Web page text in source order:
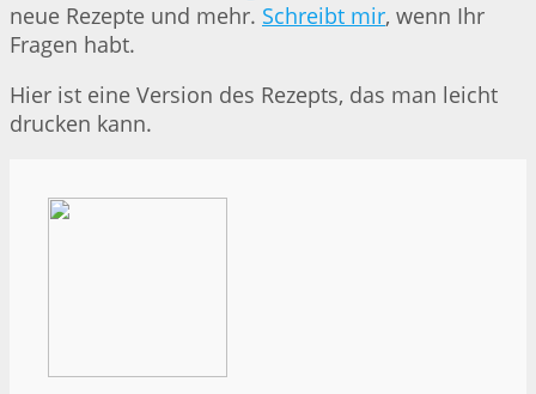
neue Rezepte und mehr. Schreibt mir, wenn Ihr
Fragen habt.
Hier ist eine Version des Rezepts, das man leicht
drucken kann.